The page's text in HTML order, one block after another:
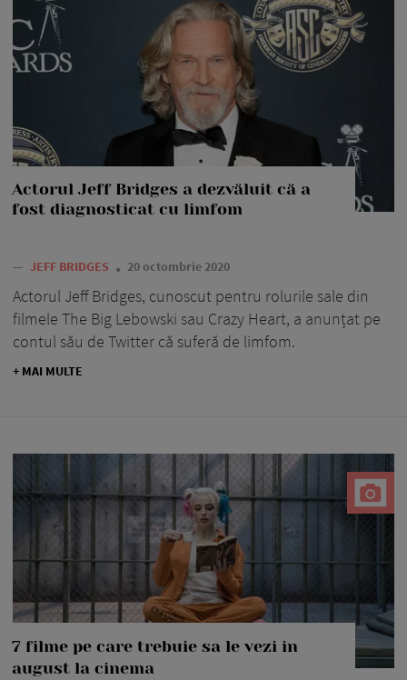
Actorul Jeff Bridges a dezvăluit că a
fost diagnosticat cu limfom
— JEFF BRIDGES 20 octombrie 2020
Actorul Jeff Bridges, cunoscut pentru rolurile sale din
filmele The Big Lebowski sau Crazy Heart, a anunțat pe
contul său de Twitter că suferă de limfom.
+ MAI MULTE
7 filme pe care trebuie sa le vezi in
august la cinema